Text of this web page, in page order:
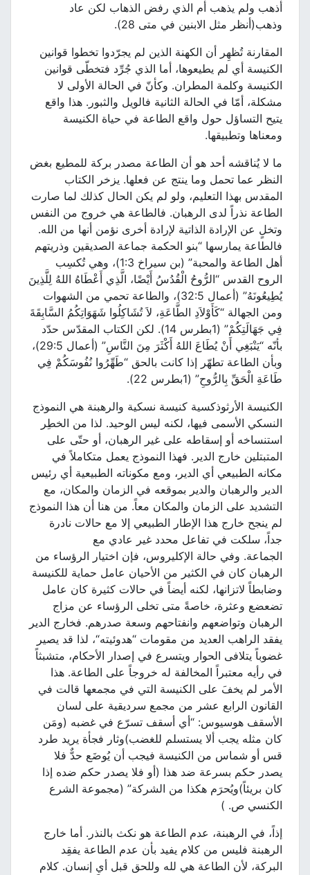
أذهب ولم يذهب أم الذي رفض الذهاب لكن عاد
وذهب(أنظر مثل الابنين في متى 28).
المقارنة تُظهِر أن الكهنة الذين لم يجرّدوا تخطوا قوانين
الكنيسة أي لم يطيعوها، أما الذي جُرِّد فتخطّى قوانين
الكنيسة وكلمة المطران. وكأنّ في الحالة الأولى لا
مشكلة، أمّا في الحالة الثانية فالويل والثبور. هذا واقع
يتيح التساؤل حول واقع الطاعة في حياة الكنيسة
ومعناها وتطبيقها.
ما لا يُناقشه أحد هو أن الطاعة مصدر بركة للمطيع بغض
النظر عما تحمل وما ينتج عن فعلها. يزخر الكتاب
المقدس بهذا التعليم، ولو لم يكن الحال كذلك لما صارت
الطاعة نذراً لدى الرهبان. فالطاعة هي خروج من النفس
وتخلٍ عن الإرادة الذاتية لإرادة أخرى نؤمن أنها من الله.
فالطاعة يمارسها “بنو الحكمة جماعة الصديقين وذريتهم
أهل الطاعة والمحبة” (بن سيراخ 1:3)، وهي تُكسِب
الروح القدس “الرُّوحُ الْقُدُسُ أَيْضًا، الَّذِي أَعْطَاهُ اللهُ لِلَّذِينَ
يُطِيعُونَهُ” (أعمال 32:5)، والطاعة تحمي من الشهوات
ومن الجهالة “كَأَوْلاَدِ الطَّاعَةِ، لاَ تُشَاكِلُوا شَهَوَاتِكُمُ السَّابِقَةَ
فِي جَهَالَتِكُمْ” (1بطرس 14). لكن الكتاب المقدّس حدّد
بأنّه “يَنْبَغِي أَنْ يُطَاعَ اللهُ أَكْثَرَ مِنَ النَّاسِ” (أعمال 29:5)،
وبأن الطاعة تطهّر إذا كانت بالحق “طَهِّرُوا نُفُوسَكُمْ فِي
طَاعَةِ الْحَقِّ بِالرُّوحِ” (1بطرس 22).
الكنيسة الأرثوذكسية كنيسة نسكية والرهبنة هي النموذج
النسكي الأسمى فيها، لكنه ليس الوحيد. لذا من الخطِر
استنساخه أو إسقاطه على غير الرهبان، أو حتّى على
المتبتلين خارج الدير. فهذا النموذج يعمل متكاملاً في
مكانه الطبيعي أي الدير، ومع مكوناته الطبيعية أي رئيس
الدير والرهبان والدير بموقعه في الزمان والمكان، مع
التشديد على الزمان والمكان معاً. من هنا أن هذا النموذج
لم ينجح خارج هذا الإطار الطبيعي إلا مع حالات نادرة
جداً، سلكت في تفاعل محدد غير عادي مع
الجماعة. وفي حالة الإكليروس، فإن اختيار الرؤساء من
الرهبان كان في الكثير من الأحيان عامل حماية للكنيسة
وضابطاً لاتزانها، لكنه أيضاً في حالات كثيرة كان عامل
تضعضع وعثرة، خاصةً متى تخلى الرؤساء عن مزاج
الرهبان وتواضعهم وانفتاحهم وسعة صدرهم. فخارج الدير
يفقد الراهب العديد من مقومات “هدوئيته“، لذا قد يصير
غضوباً يتلافى الحوار ويتسرع في إصدار الأحكام، متشبثاً
في رأيه معتبراً المخالفة له خروجاً على الطاعة. هذا
الأمر لم يخفَ على الكنيسة التي في مجمعها قالت في
القانون الرابع عشر من مجمع سرديقية على لسان
الأسقف هوسيوس: “أي أسقف تسرّع في غضبه (ومَن
كان مثله يجب ألا يستسلم للغضب)وثار فجأة يريد طرد
قس أو شماس من الكنيسة فيجب أن يُوضَع حدٌّ فلا
يصدر حكم بسرعة ضد هذا (أو فلا يصدر حكم ضده إذا
كان بريئاً)ويُحرَم هكذا من الشركة” (مجموعة الشرع
الكنسي ص. )
إذاً، في الرهبنة، عدم الطاعة هو نكث بالنذر. أما خارج
الرهبنة فليس من كلام يفيد بأن عدم الطاعة يفقِد
البركة، لأن الطاعة هي لله وللحق قبل أي إنسان. كلام